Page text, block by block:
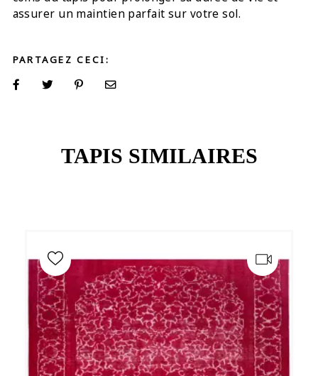
assurer un maintien parfait sur votre sol.
PARTAGEZ CECI:
TAPIS SIMILAIRES